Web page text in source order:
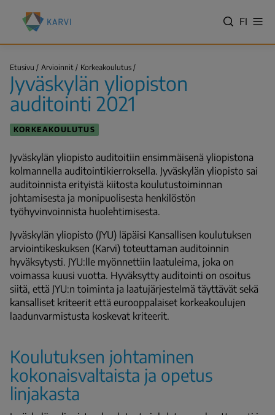
pääsisältöön
Kansallinen
koulutuksen
arviointikeskus
SUOMI
FI
Murupolku
Etusivu Arvioinnit Korkeakoulutus
auditointi
2021
Jyväskylän yliopiston
auditointi 2021
KORKEAKOULUTUS
Jyväskylän yliopisto auditoitiin ensimmäisenä yliopistona
kolmannella auditointikierroksella. Jyväskylän yliopisto sai
auditoinnista erityistä kiitosta koulutustoiminnan
johtamisesta ja monipuolisesta henkilöstön
työhyvinvoinnista huolehtimisesta.
Jyväskylän yliopisto (JYU) läpäisi Kansallisen koulutuksen
arviointikeskuksen (Karvi) toteuttaman auditoinnin
hyväksytysti. JYU:lle myönnettiin laatuleima, joka on
voimassa kuusi vuotta. Hyväksytty auditointi on osoitus
siitä, että JYU:n toiminta ja laatujärjestelmä täyttävät sekä
kansalliset kriteerit että eurooppalaiset korkeakoulujen
laadunvarmistusta koskevat kriteerit.
Koulutuksen johtaminen
kokonaisvaltaista ja opetus
linjakasta